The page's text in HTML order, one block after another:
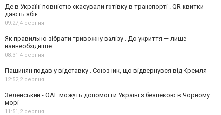
Де в Україні повністю скасували готівку в транспорті . QR-квитки
дають збій
09:27,4 серпня
Як правильно зібрати тривожну валізу . До укриття — лише
найнеобхідніше
08:31,4 серпня
Пашинян подав у відставку . Союзник, що відвернувся від Кремля
12:52,2 серпня
Зеленський - ОАЕ можуть допомогти Україні з безпекою в Чорному
морі
11:51,2 серпня